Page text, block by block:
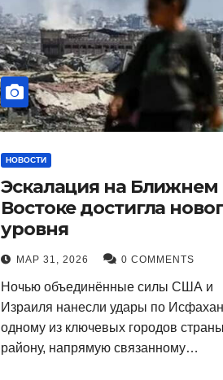
НОВОСТИ
Эскалация на Ближнем
Востоке достигла
уровня
МАР 31, 2026 0 COMMENTS
Ночью объединённые силы США и
Израиля нанесли удары по
одному из ключевых городов
району, напрямую связанному…